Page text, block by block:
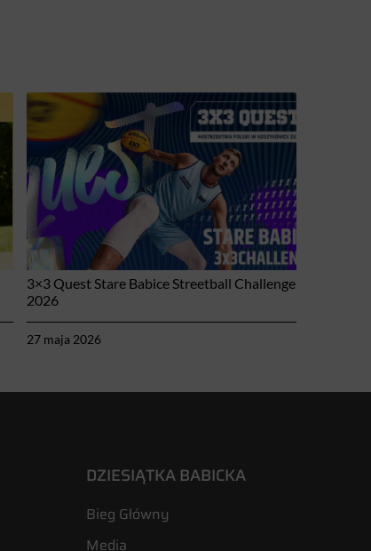
3×3 Quest Stare Babice Streetball Challenge
2026
27 maja 2026
DZIESIĄTKA BABICKA
Bieg Główny
Media